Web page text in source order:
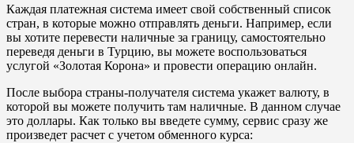
Каждая платежная система имеет свой собственный список
стран, в которые можно отправлять деньги. Например, если
вы хотите перевести наличные за границу, самостоятельно
переведя деньги в Турцию, вы можете воспользоваться
услугой «Золотая Корона» и провести операцию онлайн.
После выбора страны-получателя система укажет валюту, в
которой вы можете получить там наличные. В данном случае
это доллары. Как только вы введете сумму, сервис сразу же
произведет расчет с учетом обменного курса: